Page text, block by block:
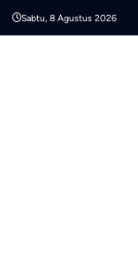
Sabtu, 8 Agustus 2026